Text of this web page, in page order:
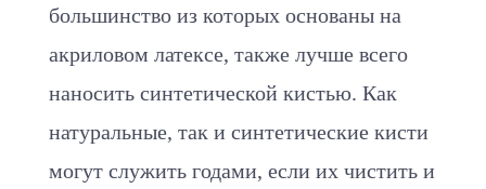
большинство из которых основаны на
акриловом латексе, также лучше всего
наносить синтетической кистью. Как
натуральные, так и синтетические кисти
могут служить годами, если их чистить и